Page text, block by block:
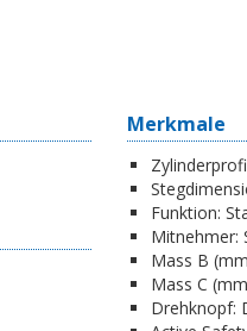
Merkmale
Funktion:
Mitnehmer:
Mass B
Mass C
Drehknopf: